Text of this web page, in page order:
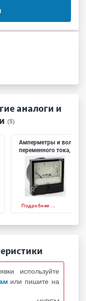
аналоги и
(5)
Амперметры и
переменного тока,
Подробнее ...
используйте
или пишите на